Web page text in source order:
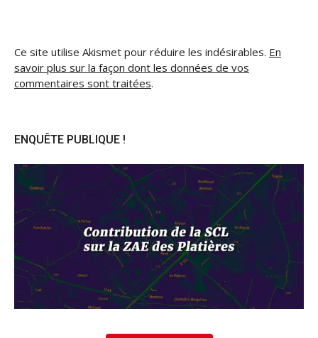
Ce site utilise Akismet pour réduire les indésirables. En
savoir plus sur la façon dont les données de vos
commentaires sont traitées.
ENQUÊTE PUBLIQUE !